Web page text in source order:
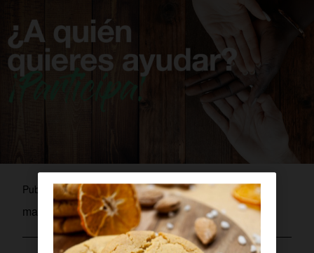
Publicado poradmin
mayo 16, 2023